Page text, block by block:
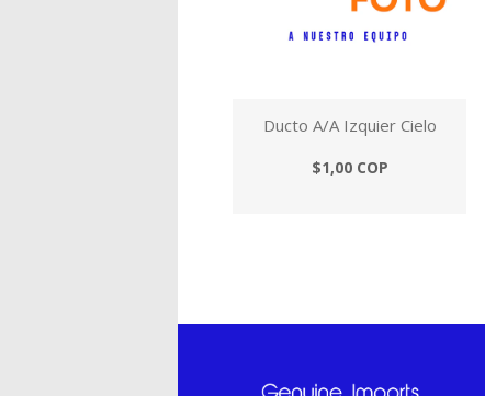
Ducto A/A Izquier Cielo
$1,00 COP